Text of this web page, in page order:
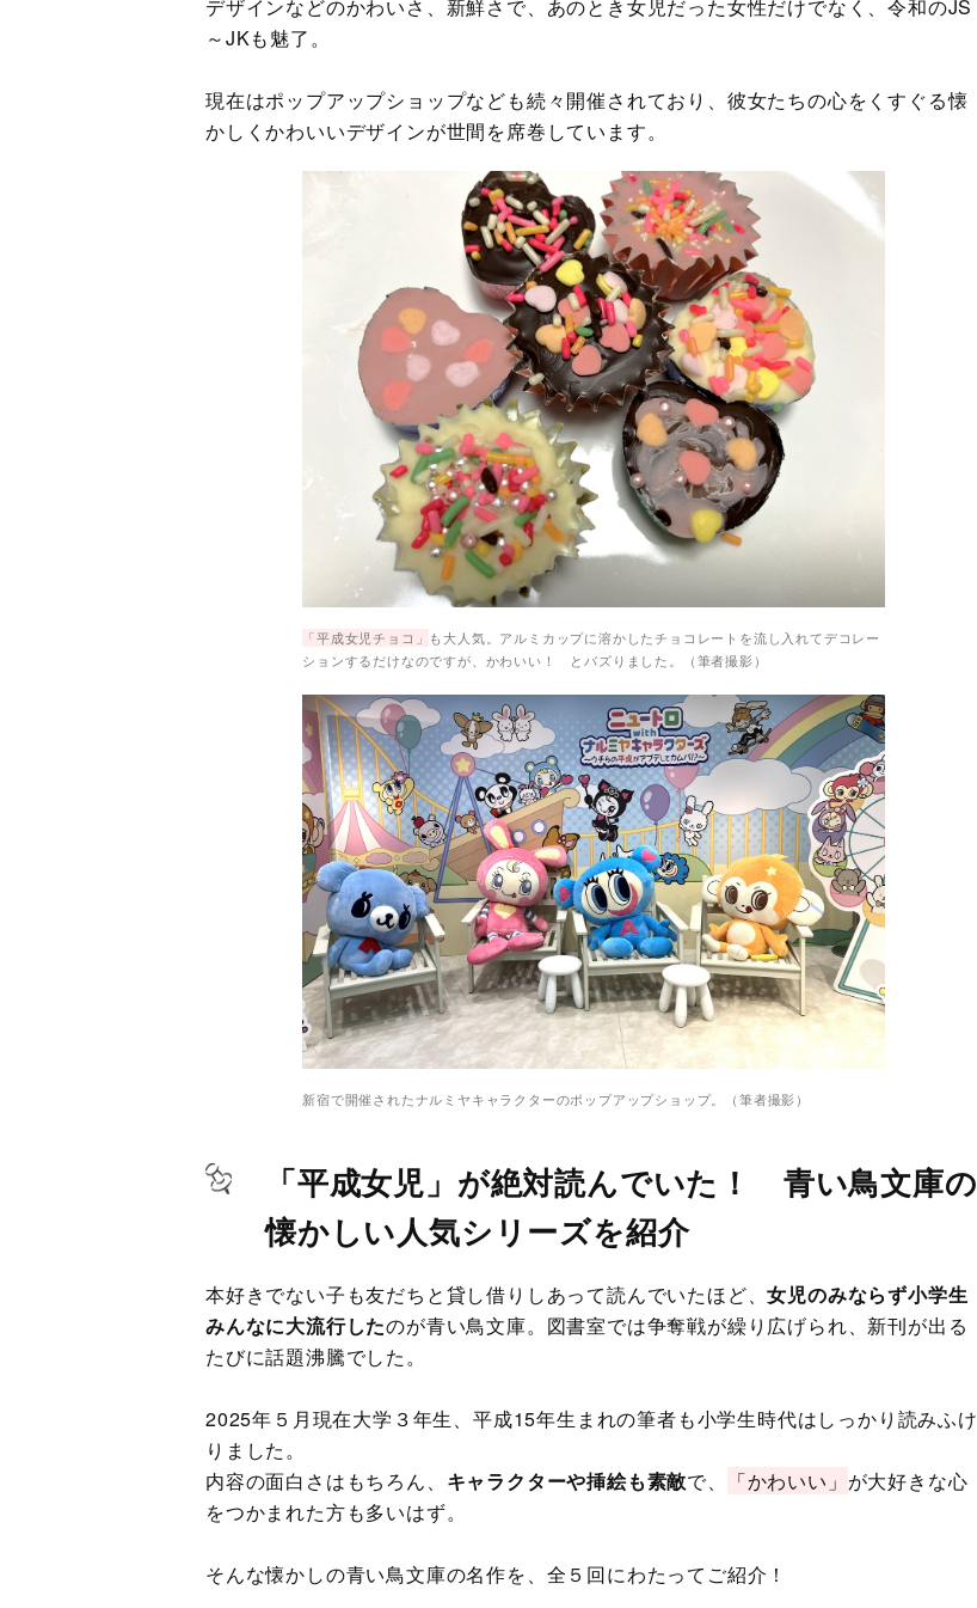
デザインなどのかわいさ、新鮮さで、あのとき女児だった女性だけでなく、令和のJS
～JKも魅了。
現在はポップアップショップなども続々開催されており、彼女たちの心をくすぐる懐
かしくかわいいデザインが世間を席巻しています。
「平成女児チョコ」 も大人気。アルミカップに溶かしたチョコレートを流し入れてデコレー
ションするだけなのですが、かわいい！ とバズりました。（筆者撮影）
新宿で開催されたナルミヤキャラクターのポップアップショップ。（筆者撮影）
「平成女児」が絶対読んでいた！ 青い鳥文庫の
懐かしい人気シリーズを紹介
本好きでない子も友だちと貸し借りしあって読んでいたほど、女児のみならず小学生
みんなに大流行したのが青い鳥文庫。図書室では争奪戦が繰り広げられ、新刊が出る
たびに話題沸騰でした。
2025年５月現在大学３年生、平成15年生まれの筆者も小学生時代はしっかり読みふけ
りました。
内容の面白さはもちろん、 キャラクターや挿絵も素敵で、 「かわいい」 が大好きな心
をつかまれた方も多いはず。
そんな懐かしの青い鳥文庫の名作を、全５回にわたってご紹介！